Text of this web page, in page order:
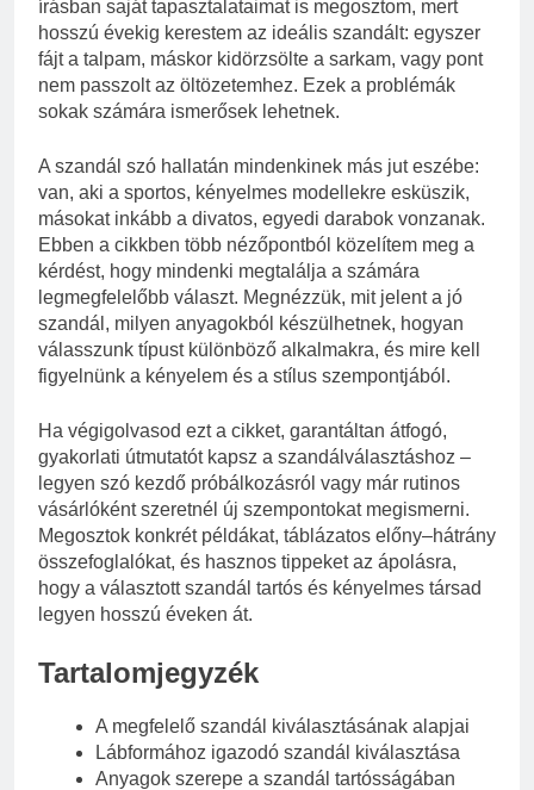
írásban saját tapasztalataimat is megosztom, mert
hosszú évekig kerestem az ideális szandált: egyszer
fájt a talpam, máskor kidörzsölte a sarkam, vagy pont
nem passzolt az öltözetemhez. Ezek a problémák
sokak számára ismerősek lehetnek.
A szandál szó hallatán mindenkinek más jut eszébe:
van, aki a sportos, kényelmes modellekre esküszik,
másokat inkább a divatos, egyedi darabok vonzanak.
Ebben a cikkben több nézőpontból közelítem meg a
kérdést, hogy mindenki megtalálja a számára
legmegfelelőbb választ. Megnézzük, mit jelent a jó
szandál, milyen anyagokból készülhetnek, hogyan
válasszunk típust különböző alkalmakra, és mire kell
figyelnünk a kényelem és a stílus szempontjából.
Ha végigolvasod ezt a cikket, garantáltan átfogó,
gyakorlati útmutatót kapsz a szandálválasztáshoz –
legyen szó kezdő próbálkozásról vagy már rutinos
vásárlóként szeretnél új szempontokat megismerni.
Megosztok konkrét példákat, táblázatos előny–hátrány
összefoglalókat, és hasznos tippeket az ápolásra,
hogy a választott szandál tartós és kényelmes társad
legyen hosszú éveken át.
Tartalomjegyzék
A megfelelő szandál kiválasztásának alapjai
Lábformához igazodó szandál kiválasztása
Anyagok szerepe a szandál tartósságában